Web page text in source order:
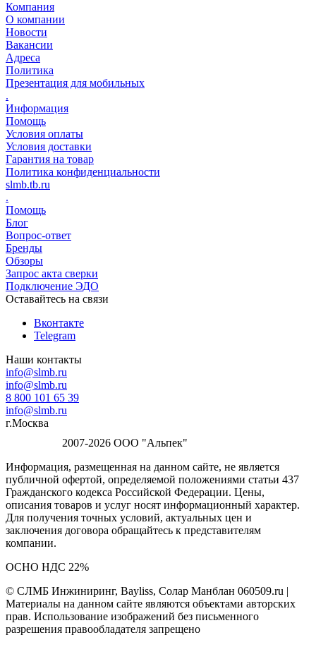
Компания
О компании
Новости
Вакансии
Адреса
Политика
Презентация для мобильных
.
Информация
Помощь
Условия оплаты
Условия доставки
Гарантия на товар
Политика конфиденциальности
slmb.tb.ru
.
Помощь
Блог
Вопрос-ответ
Бренды
Обзоры
Запрос акта сверки
Подключение ЭДО
Оставайтесь на связи
Вконтакте
Telegram
Наши контакты
info@slmb.ru
info@slmb.ru
8 800 101 65 39
info@slmb.ru
г.Москва
2007-2026 ООО "Альпек"
Информация, размещенная на данном сайте, не является
публичной офертой, определяемой положениями статьи 437
Гражданского кодекса Российской Федерации. Цены,
описания товаров и услуг носят информационный характер.
Для получения точных условий, актуальных цен и
заключения договора обращайтесь к представителям
компании.
ОСНО НДС 22%
© СЛМБ Инжиниринг, Bayliss, Солар Манблан 060509.ru |
Материалы на данном сайте являются объектами авторских
прав. Использование изображений без письменного
разрешения правообладателя запрещено